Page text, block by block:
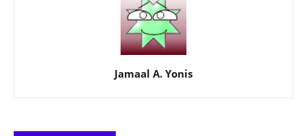
Jamaal A. Yonis